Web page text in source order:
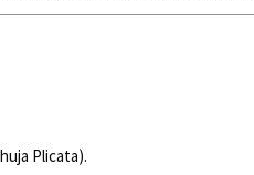
Plicata).